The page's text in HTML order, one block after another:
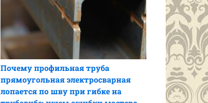
Почему профильная труба
прямоугольная электросварная
лопается по шву при гибке на